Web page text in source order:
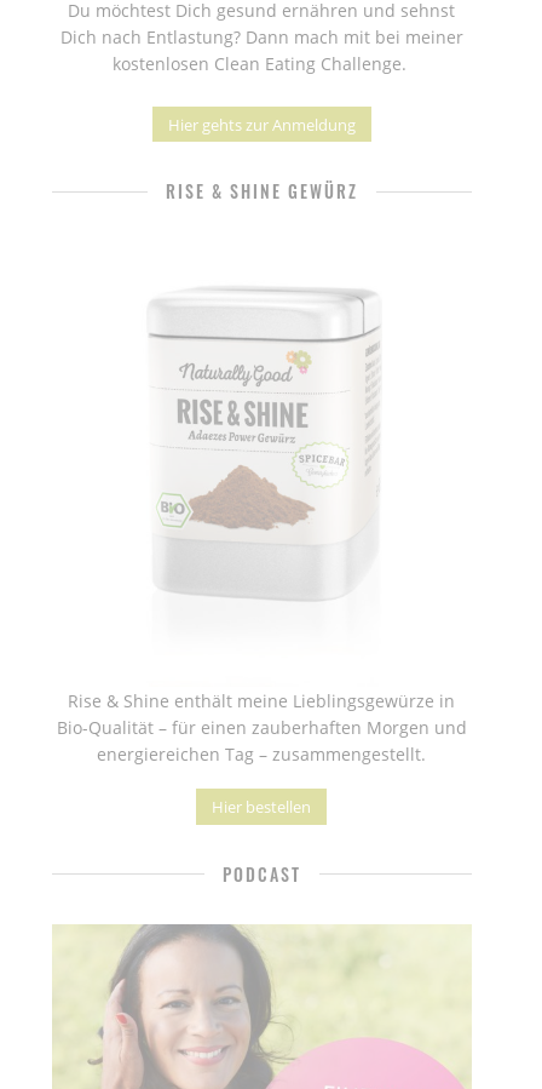
Du möchtest Dich gesund ernähren und sehnst
Dich nach Entlastung? Dann mach mit bei meiner
kostenlosen Clean Eating Challenge.
Hier gehts zur Anmeldung
RISE & SHINE GEWÜRZ
Rise & Shine enthält meine Lieblingsgewürze in
Bio-Qualität – für einen zauberhaften Morgen und
energiereichen Tag – zusammengestellt.
Hier bestellen
PODCAST